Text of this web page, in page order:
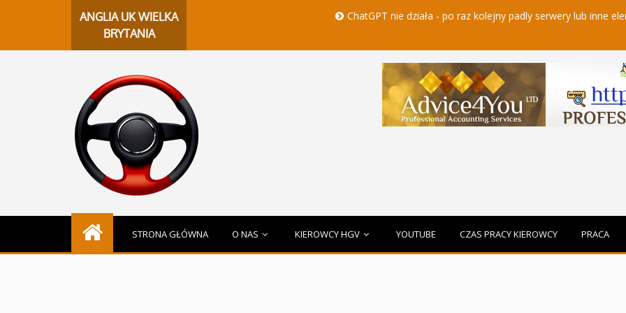
ANGLIA UK WIELKA
BRYTANIA
ChatGPT nie działa - po raz kolejny padly serwery lub inne elementy
STRONA GŁÓWNA O NAS KIEROWCY HGV YOUTUBE CZAS PRACY KIEROWCY PRACA